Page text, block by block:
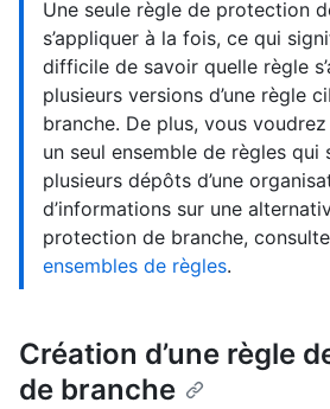
Une seule règle de protection
s’appliquer à la fois, ce qui
difficile de savoir quelle règle
plusieurs versions d’une règle
branche. De plus, vous
un seul ensemble de règles qui
plusieurs dépôts d’une
d’informations sur une
protection de branche,
ensembles de règles.
Création d’une règle
de branche